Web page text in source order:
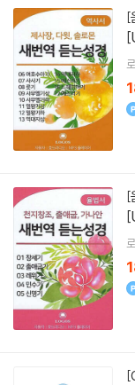
[
[